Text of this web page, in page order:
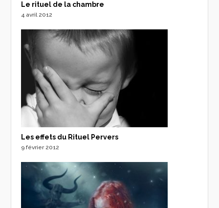
Le rituel de la chambre
4 avril 2012
Les effets du Rituel Pervers
9 février 2012